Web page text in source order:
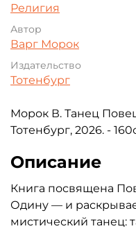
Религия
Автор
Варг Морок
Издательство
Тотенбург
Морок В. Танец
Тотенбург, 2026. -
Описание
Книга посвящена
Одину — и
мистический танец: